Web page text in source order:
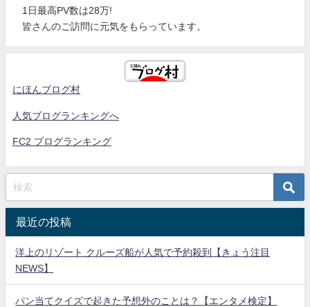
1日最高PV数は28万!
皆さんのご訪問に元気をもらっています。
にほんブログ村
人気ブログランキングへ
FC2 ブログランキング
最近の投稿
洋上のリゾート クルーズ船が人気で予約殺到【きょう注目
NEWS】
パン当てクイズで起きた予想外のことは？【エンタメ検定】